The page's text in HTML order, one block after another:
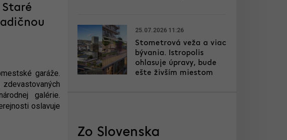
garáže.
galérie.
oslavuje
25.07.2026 11:26
Stometrová veža a viac
bývania. Istropolis
ohlasuje úpravy, bude
ešte živším miestom
Zo Slovenska